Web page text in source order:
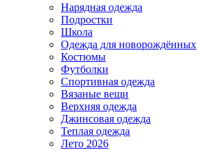
Нарядная одежда
Подростки
Школа
Одежда для новорождённых
Костюмы
Футболки
Спортивная одежда
Вязаные вещи
Верхняя одежда
Джинсовая одежда
Теплая одежда
Лето 2026